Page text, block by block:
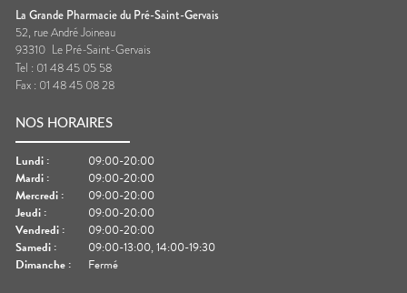
La Grande Pharmacie du Pré-Saint-Gervais
52, rue André Joineau
93310 Le Pré-Saint-Gervais
Tel : 01 48 45 05 58
Fax : 01 48 45 08 28
NOS HORAIRES
Lundi :
09:00-20:00
Mardi :
09:00-20:00
Mercredi :
09:00-20:00
Jeudi :
09:00-20:00
Vendredi :
09:00-20:00
Samedi :
09:00-13:00, 14:00-19:30
Dimanche : Fermé